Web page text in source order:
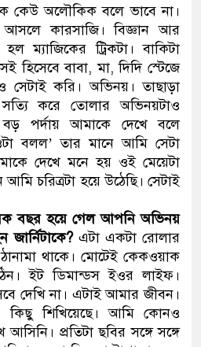
কেউ অলৌকিক বলে ভাবে না।
আসলে কারসাজি। বিজ্ঞান আর
হল ম্যাজিকের ট্রিকটা। বাকিটা
হিসেবে বাবা, মা, দিদি স্টেজে
করি। অভিনয়। তাছাড়া
করে তোলার অভিনয়টাও
বড় পর্দায় আমাকে দেখে বলে
বলল’ তার মানে আমি সেটা
দেখে মনে হয় ওই মেয়েটা
চরিত্রটা হয়ে উঠেছি। সেটাই
বছর হয়ে গেল আপনি অভিনয়
জার্নিটাকে? এটা একটা রোলার
থাকে। মোটেই কেকওয়াক
ইট ডিমান্ডস ইওর লাইফ।
দেখি না। এটাই আমার জীবন।
কিছু শিখিয়েছে। আমি কোনও
প্রতিটা ছবির সঙ্গে সঙ্গে